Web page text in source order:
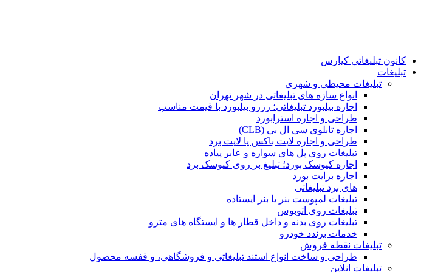
کانون تبلیغاتی کیارس
تبلیغات
تبلیغات محیطی و شهری
انواع سازه‌ های تبلیغاتی در شهر تهران
اجاره بیلبورد تبلیغاتی؛ رزرو بیلبورد با قیمت مناسب
طراحی و اجاره استرابورد
اجاره تابلوی سی ال بی (CLB)
طراحی و اجاره لایت باکس یا لایت برد
تبلیغات روی پل های سواره و عابر پیاده
اجاره کیوسک بورد؛ تبلیغ بر روی کیوسک برد
اجاره برایت بورد
های برد تبلیغاتی
تبلیغات لمپوست بنر یا بنر ایستاده
تبلیغات روی اتوبوس
تبلیغات روی بدنه و داخل قطار ها و ایستگاه های مترو
خدمات برندد خودرو
تبلیغات نقطه فروش
طراحی و ساخت انواع استند تبلیغاتی و فروشگاهی، و قفسه محصول
تبلیغات انلاین